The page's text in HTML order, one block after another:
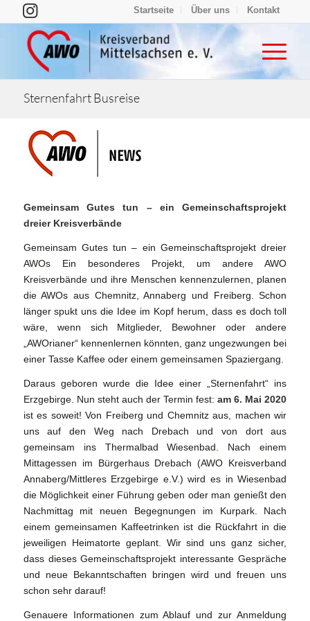
Startseite Über uns Kontakt
Sternenfahrt Busreise
Gemeinsam Gutes tun – ein Gemeinschaftsprojekt
dreier Kreisverbände
Gemeinsam Gutes tun – ein Gemeinschaftsprojekt dreier
AWOs Ein besonderes Projekt, um andere AWO
Kreisverbände und ihre Menschen kennenzulernen, planen
die AWOs aus Chemnitz, Annaberg und Freiberg. Schon
länger spukt uns die Idee im Kopf herum, dass es doch toll
wäre, wenn sich Mitglieder, Bewohner oder andere
„AWOrianer“ kennenlernen könnten, ganz ungezwungen bei
einer Tasse Kaffee oder einem gemeinsamen Spaziergang.
Daraus geboren wurde die Idee einer „Sternenfahrt“ ins
Erzgebirge. Nun steht auch der Termin fest:am 6. Mai 2020
ist es soweit! Von Freiberg und Chemnitz aus, machen wir
uns auf den Weg nach Drebach und von dort aus
gemeinsam ins Thermalbad Wiesenbad. Nach einem
Mittagessen im Bürgerhaus Drebach (AWO Kreisverband
Annaberg/Mittleres Erzgebirge e.V.) wird es in Wiesenbad
die Möglichkeit einer Führung geben oder man genießt den
Nachmittag mit neuen Begegnungen im Kurpark. Nach
einem gemeinsamen Kaffeetrinken ist die Rückfahrt in die
jeweiligen Heimatorte geplant. Wir sind uns ganz sicher,
dass dieses Gemeinschaftsprojekt interessante Gespräche
und neue Bekanntschaften bringen wird und freuen uns
schon sehr darauf!
Genauere Informationen zum Ablauf und zur Anmeldung